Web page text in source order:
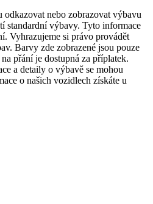
odkazovat nebo zobrazovat výbavu
standardní výbavy. Tyto informace
Vyhrazujeme si právo provádět
Barvy zde zobrazené jsou pouze
přání je dostupná za příplatek.
a detaily o výbavě se mohou
o našich vozidlech získáte u